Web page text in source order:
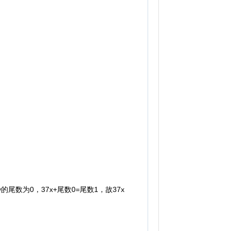
尾数为0，37x+尾数0=尾数1，故37x